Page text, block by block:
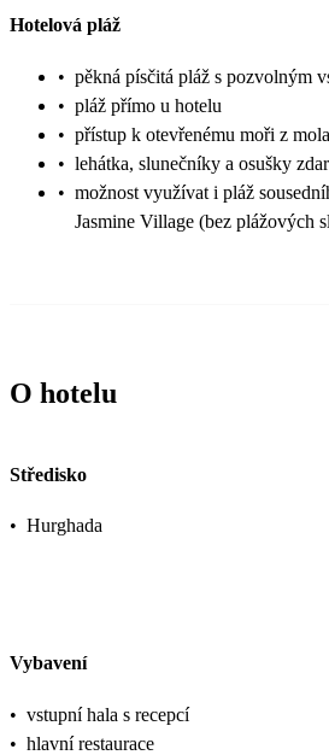
Hotelová pláž
• pěkná písčitá pláž s pozvolným
• pláž přímo u hotelu
• přístup k otevřenému moři z mola
• lehátka, slunečníky a osušky
• možnost využívat i pláž
Jasmine Village (bez plážových
O hotelu
Středisko
• Hurghada
Vybavení
• vstupní hala s recepcí
• hlavní restaurace